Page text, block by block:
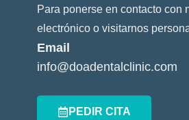
Para ponerse en contacto con
electrónico o visitarnos
Email
info@doadentalclinic.com
PEDIR CITA